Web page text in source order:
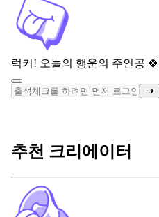
럭키! 오늘의 행운의 주인공 🍀
추천 크리에이터